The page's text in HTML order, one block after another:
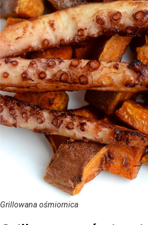
Grillowana ośmiornica